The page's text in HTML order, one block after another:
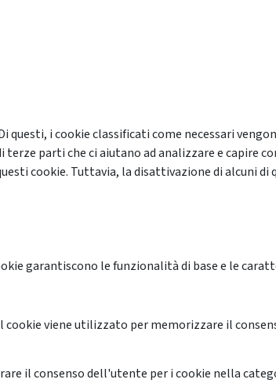
i cookie classificati come necessari
parti che ci aiutano ad analizzare e capire
cookie. Tuttavia, la disattivazione di alcuni
garantiscono le funzionalità di base e le
cookie viene utilizzato per memorizzare il
il consenso dell'utente per i cookie nella